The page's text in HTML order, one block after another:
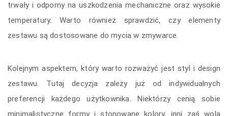
trwały i odporny na uszkodzenia mechaniczne oraz wysokie
temperatury. Warto również sprawdzić, czy elementy
zestawu są dostosowane do mycia w zmywarce.
Kolejnym aspektem, który warto rozważyć jest styl i design
zestawu. Tutaj decyzja zależy już od indywidualnych
preferencji każdego użytkownika. Niektórzy cenią sobie
minimalistyczne formy i stonowane kolory, inni zaś wolą